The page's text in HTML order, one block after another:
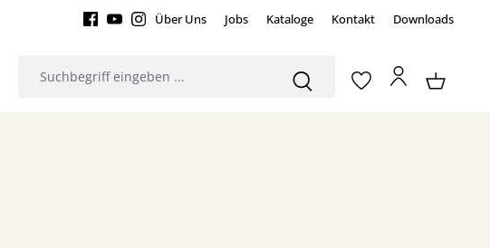
Über Uns Jobs Kataloge Kontakt Downloads